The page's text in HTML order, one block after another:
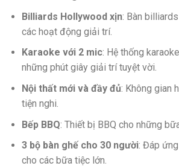
Billiards Hollywood xịn: Bàn
các hoạt động giải trí.
Karaoke với 2 mic: Hệ thống
những phút giây giải trí tuyệt vời.
Nội thất mới và đầy đủ: Không gian
tiện nghi.
Bếp BBQ: Thiết bị BBQ cho những
3 bộ bàn ghế cho 30 người: Đáp
cho các bữa tiệc lớn.